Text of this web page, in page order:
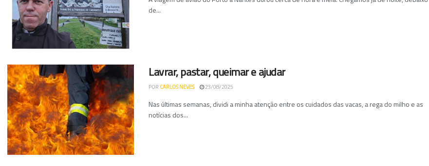
de...
Lavrar, pastar, queimar e ajudar
POR CARLOS NEVES 23/08/2025
Nas últimas semanas, dividi a minha atenção entre os cuidados das vacas, a rega do milho e as
notícias dos...